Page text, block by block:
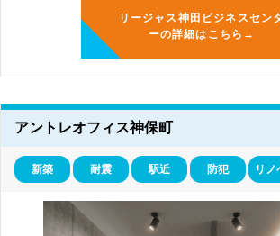
リージャス神田ビジネスセン
ーの詳細はこちら→
アントレオフィス神保町
新築 耐震 駅近 防犯 リノ